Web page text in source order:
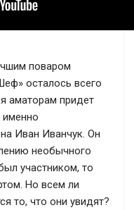
поваром
осталось всего
аматорам придет
именно
Иван Иванчук. Он
необычного
участником, то
Но всем ли
то, что они увидят?